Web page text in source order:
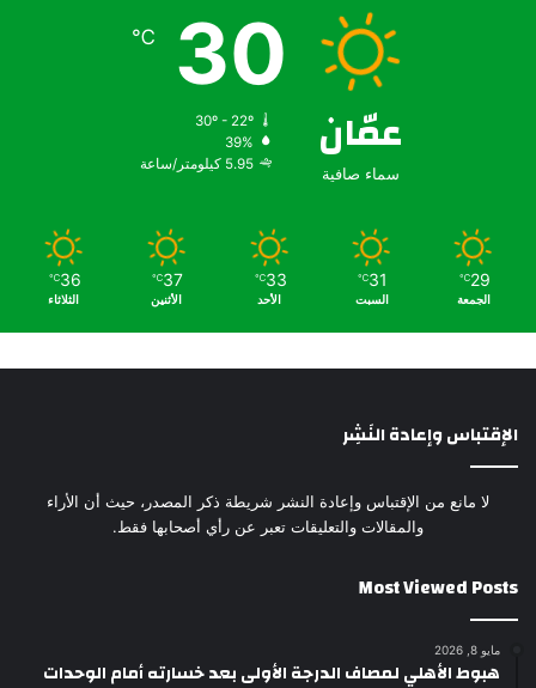
عمّان
سماء صافية
30
℃
30º - 22º
39%
5.95 كيلومتر/ساعة
29
℃
الجمعة
31
℃
السبت
33
℃
الأحد
37
℃
الأثنين
36
℃
الثلاثاء
الإقتباس وإعادة النَشِر
لا مانع من الإقتباس وإعادة النشر شريطة ذكر المصدر، حيث أن الأراء
والمقالات والتعليقات تعبر عن رأي أصحابها فقط.
Most Viewed Posts
مايو 8, 2026
هبوط الأهلي لمصاف الدرجة الأولى بعد خسارته أمام الوحدات